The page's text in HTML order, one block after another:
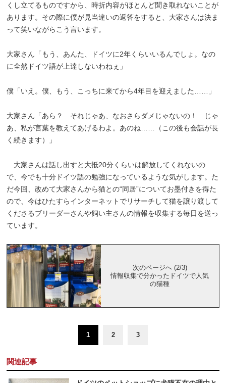
くし立てるものですから、時折内容がほとんど聞き取れないことが
あります。その際に僕が見当違いの返答をすると、大家さんは決ま
って笑いながらこう言います。
大家さん「もう、あんた、ドイツに2年くらいいるんでしょ。なの
に全然ドイツ語が上達しないわねぇ」
僕「いえ。僕、もう、こっちに来てから4年目を迎えました……」
大家さん「あら？ それじゃあ、なおさらダメじゃないの！ じゃ
あ、私が言葉を教えてあげるわよ。あのね……（この後も会話が長
く続きます）」
大家さんは話し出すと大抵20分くらいは解放してくれないの
で、今でも十分ドイツ語の勉強になっているような気がします。た
だ今回、改めて大家さんから猫との“同居”についてお墨付きを得た
ので、今はひたすらインターネットでリサーチして猫を譲り渡して
くださるブリーダーさんや飼い主さんの情報を収集する毎日を送っ
ています。
次のページへ (2/3)
情報収集で分かったドイツで人気
の猫種
1 2 3
関連記事